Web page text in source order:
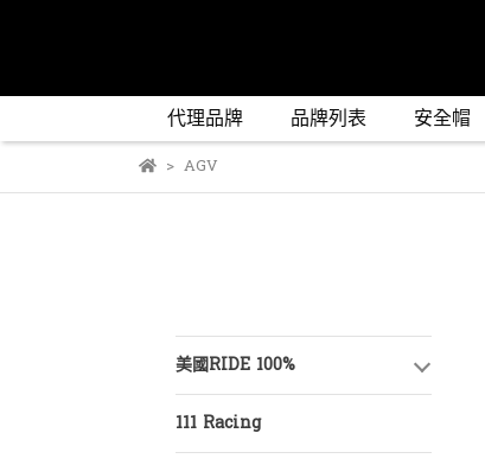
代理品牌 品牌列表 安全帽
AGV
美國RIDE 100%
111 Racing